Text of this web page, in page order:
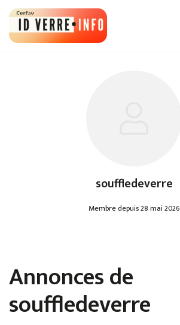
Aller
au
souffledeverre
Membre depuis 28 mai 2026
Annonces de
souffledeverre